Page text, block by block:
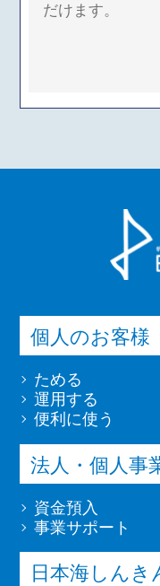
だけます。
個人のお客様
ためる
運用する
便利に使う
法人・個人事
資金預入
事業サポート
日本海しんき